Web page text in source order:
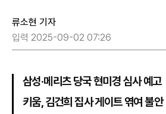
류소현 기자
입력 2025-09-02 07:26
삼성·메리츠 당국 현미경 심사 예고
키움, 김건희 집사 게이트 엮여 불안